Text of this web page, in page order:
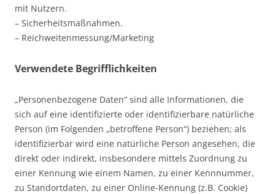
mit Nutzern.
– Sicherheitsmaßnahmen.
– Reichweitenmessung/Marketing
Verwendete Begrifflichkeiten
„Personenbezogene Daten“ sind alle Informationen, die
sich auf eine identifizierte oder identifizierbare natürliche
Person (im Folgenden „betroffene Person“) beziehen; als
identifizierbar wird eine natürliche Person angesehen, die
direkt oder indirekt, insbesondere mittels Zuordnung zu
einer Kennung wie einem Namen, zu einer Kennnummer,
zu Standortdaten, zu einer Online-Kennung (z.B. Cookie)